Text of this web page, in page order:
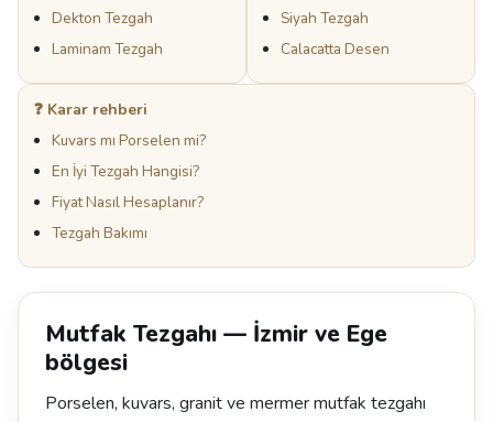
Dekton Tezgah
Laminam Tezgah
Siyah Tezgah
Calacatta Desen
❓ Karar rehberi
Kuvars mı Porselen mi?
En İyi Tezgah Hangisi?
Fiyat Nasıl Hesaplanır?
Tezgah Bakımı
Mutfak Tezgahı — İzmir ve Ege
bölgesi
Porselen, kuvars, granit ve mermer mutfak tezgahı